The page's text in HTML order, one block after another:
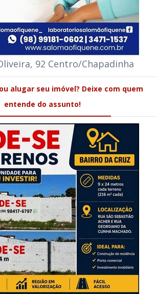
92 Centro/Chapadinha
alugar seu imóvel? Deixe com quem
entende do assunto!